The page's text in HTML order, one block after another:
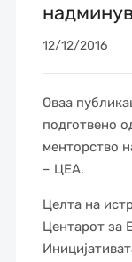
12/12/2016
Оваа
подготвено
менторство
– ЦЕА.
Целта на
Центарот за